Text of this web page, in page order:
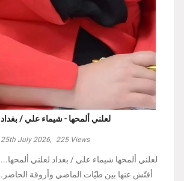
لعلني ألمحها - شيماء علي / بغداد
25th July 2026, 225Views
لعلني ألمحها شيماء علي / بغداد لعلني ألمحها...
أفتّش عنها بين طيّات الماضي وأروقة الحاضر.